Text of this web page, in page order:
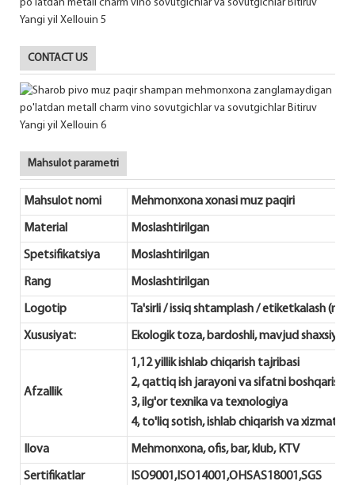
CONTACT US
Mahsulot parametri
Mahsulot nomi Mehmonxona xonasi muz paqiri
Material Moslashtirilgan
Spetsifikatsiya Moslashtirilgan
Rang Moslashtirilgan
Logotip Ta'sirli / issiq shtamplash / etiketkalash
Xususiyat: Ekologik toza, bardoshli, mavjud
Afzallik
1,12 yillik ishlab chiqarish tajribasi
2, qattiq ish jarayoni va sifatni boshqarish
3, ilg'or texnika va texnologiya
4, to'liq sotish, ishlab chiqarish va xizmat
Ilova Mehmonxona, ofis, bar, klub, KTV
Sertifikatlar ISO9001,ISO14001,OHSAS18001,SGS